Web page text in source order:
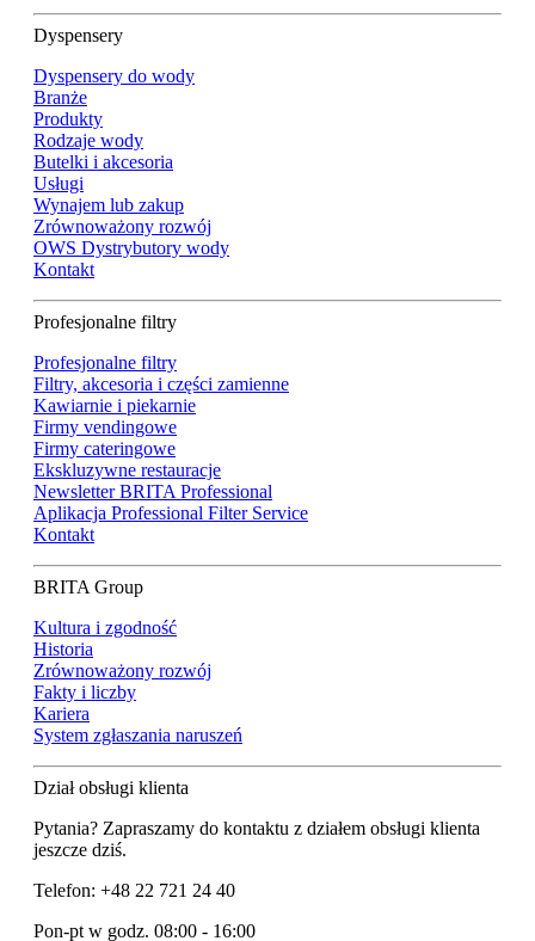
Dyspensery
Dyspensery do wody
Branże
Produkty
Rodzaje wody
Butelki i akcesoria
Usługi
Wynajem lub zakup
Zrównoważony rozwój
OWS Dystrybutory wody
Kontakt
Profesjonalne filtry
Profesjonalne filtry
Filtry, akcesoria i części zamienne
Kawiarnie i piekarnie
Firmy vendingowe
Firmy cateringowe
Ekskluzywne restauracje
Newsletter BRITA Professional
Aplikacja Professional Filter Service
Kontakt
BRITA Group
Kultura i zgodność
Historia
Zrównoważony rozwój
Fakty i liczby
Kariera
System zgłaszania naruszeń
Dział obsługi klienta
Pytania? Zapraszamy do kontaktu z działem obsługi klienta
jeszcze dziś.
Telefon: +48 22 721 24 40
Pon-pt w godz. 08:00 - 16:00